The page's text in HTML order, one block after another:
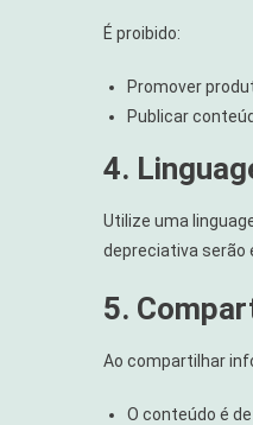
É proibido:
Promover
Publicar
4.
Utilize uma
depreciativa serão
5.
Ao compartilhar
O conteúdo é